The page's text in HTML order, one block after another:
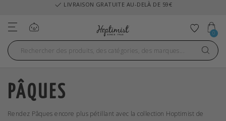
LIVRAISON GRATUITE AU-DELÀ DE 59€
0
PÂQUES
Rendez Pâques encore plus pétillant avec la collection Hoptimist de